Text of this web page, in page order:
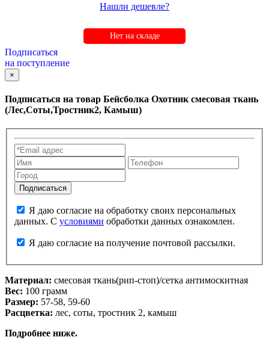
Нашли дешевле?
Нет на складе
Подписаться
на поступление
×
Подписаться на товар Бейсболка Охотник смесовая ткань
(Лес,Соты,Тростник2, Камыш)
данных. С условиями обработки данных ознакомлен.
Я даю согласие на получение почтовой рассылки.
Материал: смесовая ткань(рип-стоп)/сетка антимоскитная
Вес: 100 грамм
Размер: 57-58, 59-60
Расцветка: лес, соты, тростник 2, камыш
Подробнее ниже.